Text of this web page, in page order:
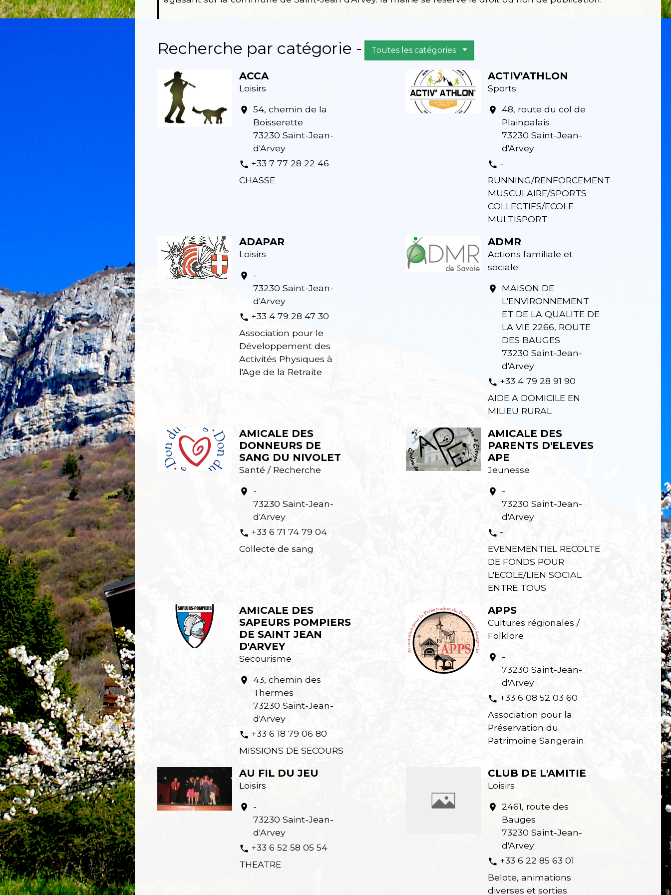
Recherche par catégorie - Toutes les catégories
ACCA
Loisirs
location_on 54, chemin de la
Boisserette
73230 Saint-Jean-
d'Arvey
phone +33 7 77 28 22 46
CHASSE
ACTIV'ATHLON
Sports
location_on 48, route du col de
Plainpalais
73230 Saint-Jean-
d'Arvey
phone -
RUNNING/RENFORCEMENT
MUSCULAIRE/SPORTS
COLLECTIFS/ECOLE
MULTISPORT
ADAPAR
Loisirs
location_on
-
73230 Saint-Jean-
d'Arvey
phone +33 4 79 28 47 30
Association pour le
Développement des
Activités Physiques à
l'Age de la Retraite
ADMR
Actions familiale et
sociale
location_on
MAISON DE
L'ENVIRONNEMENT
ET DE LA QUALITE DE
LA VIE 2266, ROUTE
DES BAUGES
73230 Saint-Jean-
d'Arvey
phone +33 4 79 28 91 90
AIDE A DOMICILE EN
MILIEU RURAL
AMICALE DES
DONNEURS DE
SANG DU NIVOLET
Santé / Recherche
location_on
-
73230 Saint-Jean-
d'Arvey
phone +33 6 71 74 79 04
Collecte de sang
AMICALE DES
PARENTS D'ELEVES
APE
Jeunesse
location_on
-
73230 Saint-Jean-
d'Arvey
phone -
EVENEMENTIEL RECOLTE
DE FONDS POUR
L'ECOLE/LIEN SOCIAL
ENTRE TOUS
AMICALE DES
SAPEURS POMPIERS
DE SAINT JEAN
D'ARVEY
Secourisme
location_on 43, chemin des
Thermes
73230 Saint-Jean-
d'Arvey
phone +33 6 18 79 06 80
MISSIONS DE SECOURS
APPS
Cultures régionales /
Folklore
location_on
-
73230 Saint-Jean-
d'Arvey
phone +33 6 08 52 03 60
Association pour la
Préservation du
Patrimoine Sangerain
AU FIL DU JEU
Loisirs
location_on
-
73230 Saint-Jean-
d'Arvey
phone +33 6 52 58 05 54
THEATRE
CLUB DE L'AMITIE
Loisirs
location_on 2461, route des
Bauges
73230 Saint-Jean-
d'Arvey
phone +33 6 22 85 63 01
Belote, animations
diverses et sorties